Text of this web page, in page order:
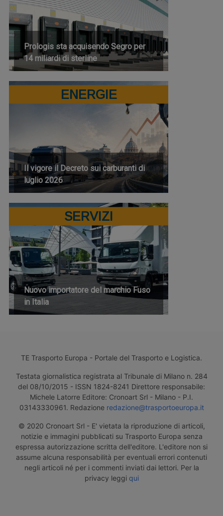
Prologis sta acquisendo Segro per
14 miliardi di sterline
ENERGIE
Il vigore il Decreto sui carburanti di
luglio 2026
SERVIZI
Nuovo importatore del marchio Fuso
in Italia
TE Trasporto Europa - Portale del Trasporto e Logistica.
Testata giornalistica registrata al Tribunale di Milano n. 284
del 08/10/2015 - ISSN 1824-8241 Direttore responsabile:
Michele Latorre Editore: Cronoart Srl - Milano - P.I.
03143330961. Redazione redazione@trasportoeuropa.it
© 2020 Cronoart Srl - E' vietata la riproduzione di articoli,
notizie e immagini pubblicati su Trasporto Europa senza
espressa autorizzazione scritta dell'editore. L'editore non si
assume alcuna responsabilità per eventuali errori contenuti
negli articoli né per i commenti inviati dai lettori. Per la
privacy leggi qui